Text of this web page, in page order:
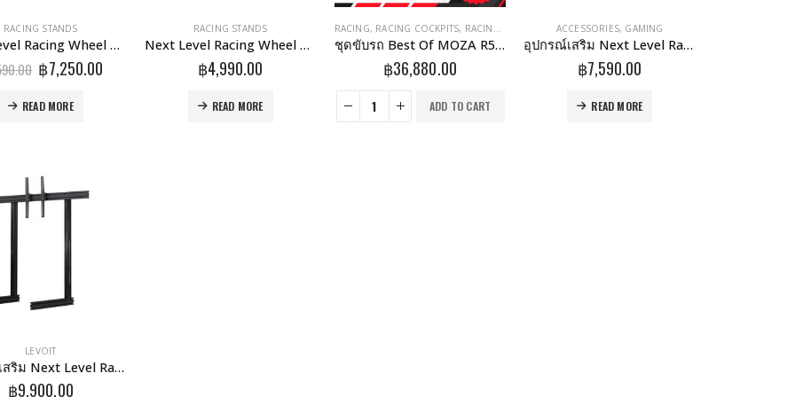
RACING STANDS
Next Level Racing Wheel Stand dd
Original
price
was:
฿9,590.00.
฿7,250.00
READ MORE
RACING STANDS
Next Level Racing Wheel Stand Lite
฿4,990.00
READ MORE
RACING, RACING COCKPITS, RACING GAMING
ชุดขับรถ Best Of MOZA R5 GTRacer 3 Padels + Clutch
฿36,880.00
ADD TO CART
ACCESSORIES, GAMING
อุปกรณ์เสริม Next Level Racing Elite Direct Monitor Mount Black Edition รุ่น (NLR-E017)
฿7,590.00
READ MORE
LEVOIT
อุปกรณ์เสริม Next Level Racing Elite Direct Monitor Mount Black Edition รุ่น (NLR-E035)
฿9,900.00